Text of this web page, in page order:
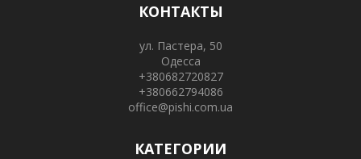
КОНТАКТЫ
ул. Пастера, 50
Одесса
+380682720827
+380662794086
office@pishi.com.ua
КАТЕГОРИИ